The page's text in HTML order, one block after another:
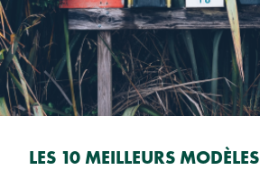
LES 10 MEILLEURS MODÈLES